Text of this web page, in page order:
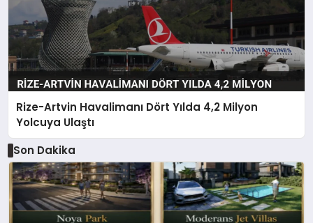
Rize-Artvin Havalimanı Dört Yılda 4,2 Milyon
Yolcuya Ulaştı
Son Dakika